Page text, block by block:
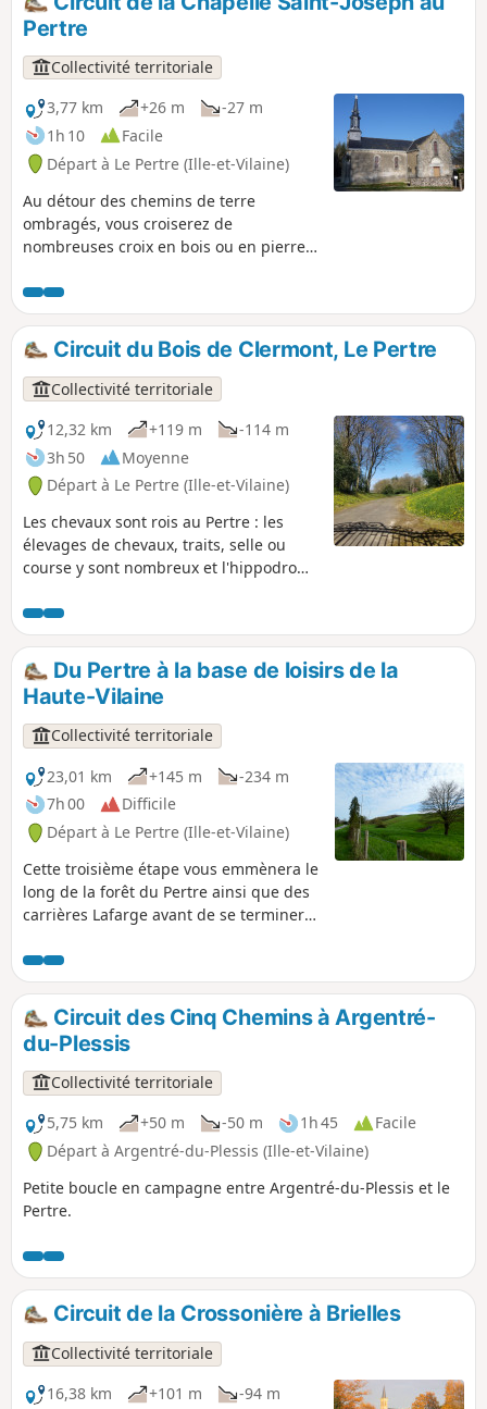
Pertre
Collectivité territoriale
3,77 km
+26 m
-27 m
1h 10
Facile
Départ à Le Pertre (Ille-et-Vilaine)
Au détour des chemins de terre
ombragés, vous croiserez de
nombreuses croix en bois ou en pierre
visiteur, la charmante Chapelle Saint-
Joseph (datant de 1870) au bestiaire
surprenant : lions, cerf, mouton...
adossée au village des Lardries, ancien
hôpital pour pestiférés.
Circuit du Bois de Clermont, Le Pertre
Collectivité territoriale
12,32 km
+119 m
-114 m
3h 50
Moyenne
Départ à Le Pertre (Ille-et-Vilaine)
Les chevaux sont rois au Pertre : les
élevages de chevaux, traits, selle ou
course y sont nombreux et l'hippodrome
colline depuis le XIe siècle en est
emblématique. Le Pertre se situe en
limite du Maine et de la Bretagne, à tel
point que les petits Mayennais de Saint-
Cyr-le-Gravelais cheminent à pied le
long d'un agréable sentier pour se
rendre à l'école du Pertre. Labellisé
FFRP. Se fait aussi bien à pied qu'en VTT.
Du Pertre à la base de loisirs de la
Haute-Vilaine
Collectivité territoriale
23,01 km
+145 m
-234 m
7h 00
Difficile
Départ à Le Pertre (Ille-et-Vilaine)
Cette troisième étape vous emmènera le
long de la forêt du Pertre ainsi que des
carrières Lafarge avant de se terminer
Circuit des Cinq Chemins à Argentré-
du-Plessis
Collectivité territoriale
5,75 km
+50 m -50 m 1h 45
Facile
Départ à Argentré-du-Plessis (Ille-et-Vilaine)
Petite boucle en campagne entre Argentré-du-Plessis et le
Pertre.
Circuit de la Crossonière à Brielles
Collectivité territoriale
16,38 km
+101 m
-94 m